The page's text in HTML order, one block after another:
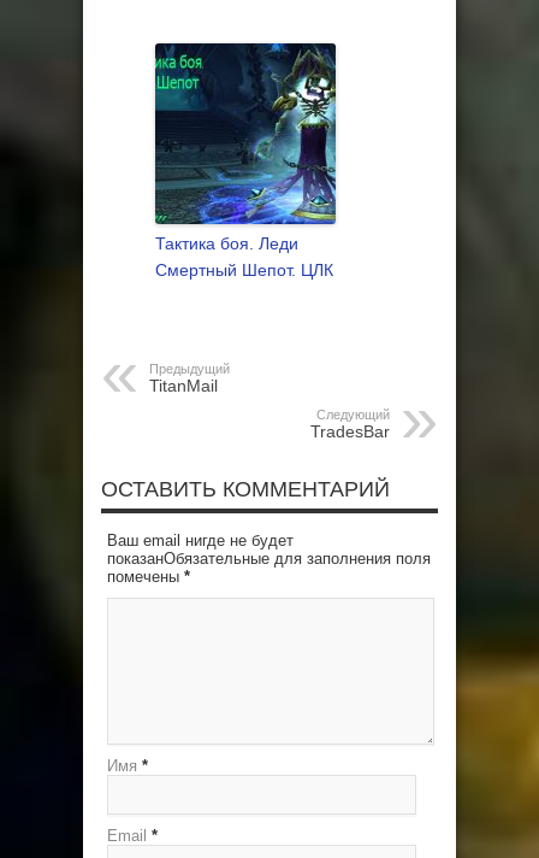
Тактика боя. Леди
Смертный Шепот. ЦЛК
Предыдущий
TitanMail
Следующий
TradesBar
ОСТАВИТЬ КОММЕНТАРИЙ
Ваш email нигде не будет
показанОбязательные для заполнения поля
помечены *
Имя *
Email *